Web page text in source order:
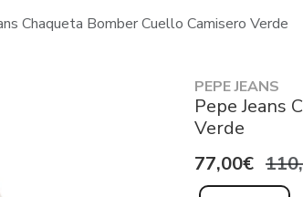
Chaqueta Bomber Cuello Camisero Verde
PEPE JEANS
Pepe Jeans
Verde
77,00€